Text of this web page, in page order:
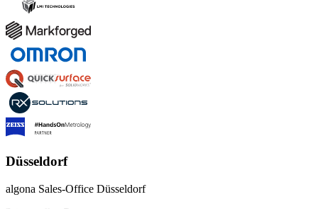
Düsseldorf
algona Sales-Office Düsseldorf